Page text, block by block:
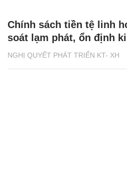
NGHỊ QUYẾT PHÁT TRIỂN KT- XH
Chính sách tiền tệ linh
soát lạm phát, ổn định